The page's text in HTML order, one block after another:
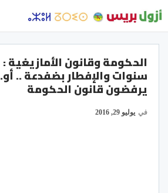
سنوات والإفطار بضفدعة ..
يرفضون قانون الحكومة
في يوليو 29, 2016